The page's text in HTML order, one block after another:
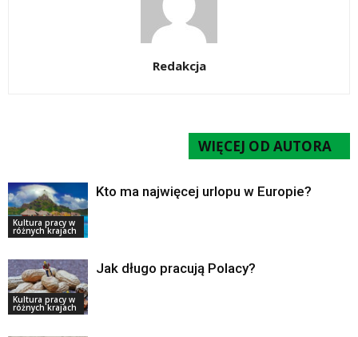
Redakcja
WIĘCEJ OD AUTORA
Kultura pracy w
różnych krajach
Kto ma najwięcej urlopu w Europie?
Kultura pracy w
różnych krajach
Jak długo pracują Polacy?